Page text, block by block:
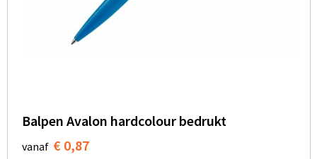
Balpen Avalon hardcolour bedrukt
vanaf € 0,87